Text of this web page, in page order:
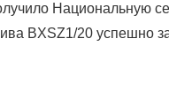
Национальную
BXSZ1/20 успешно